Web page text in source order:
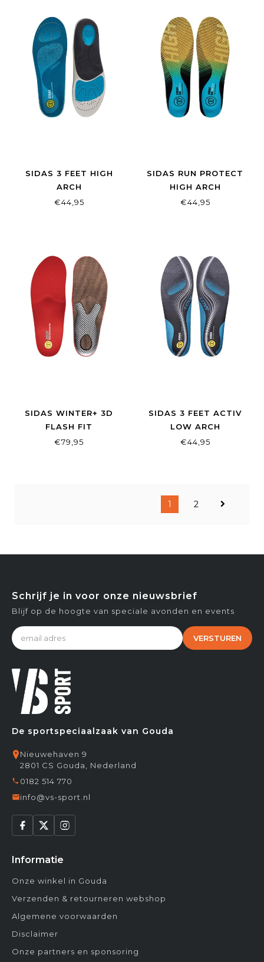
SIDAS 3 FEET HIGH
ARCH
€44,95
SIDAS RUN PROTECT
HIGH ARCH
€44,95
SIDAS WINTER+ 3D
FLASH FIT
€79,95
SIDAS 3 FEET ACTIV
LOW ARCH
€44,95
1 2
De sportspeciaalzaak van Gouda
Nieuwehaven 9
2801 CS Gouda, Nederland
0182 514 770
info@vs-sport.nl
Informatie
Onze winkel in Gouda
Verzenden & retourneren webshop
Algemene voorwaarden
Disclaimer
Onze partners en sponsoring
Schrijf je in voor onze nieuwsbrief
Blijf op de hoogte van speciale avonden en events
VERSTUREN